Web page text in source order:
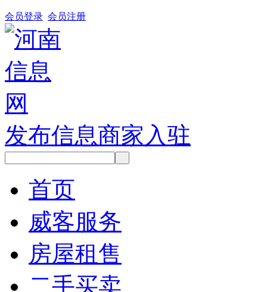
会员登录 会员注册
发布信息商家入驻
首页
威客服务
房屋租售
二手买卖